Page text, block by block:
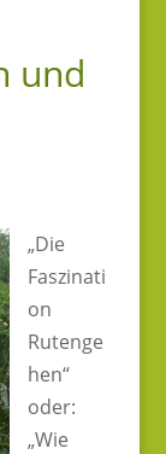
und
„Die
Faszinati
on
Rutenge
hen“
oder:
„Wie